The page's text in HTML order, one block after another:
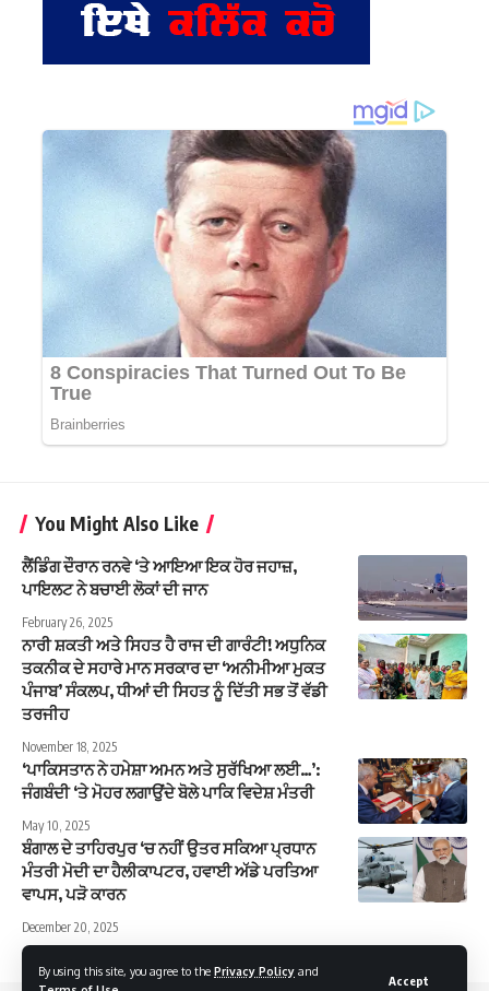
By using this site, you agree to the Privacy Policy and
Accept
You Might Also Like
ਲੈਂਡਿੰਗ ਦੌਰਾਨ ਰਨਵੇ ‘ਤੇ ਆਇਆ ਇਕ ਹੋਰ ਜਹਾਜ਼,
ਪਾਇਲਟ ਨੇ ਬਚਾਈ ਲੋਕਾਂ ਦੀ ਜਾਨ
February 26, 2025
ਨਾਰੀ ਸ਼ਕਤੀ ਅਤੇ ਸਿਹਤ ਹੈ ਰਾਜ ਦੀ ਗਾਰੰਟੀ! ਅਧੁਨਿਕ
ਤਕਨੀਕ ਦੇ ਸਹਾਰੇ ਮਾਨ ਸਰਕਾਰ ਦਾ ‘ਅਨੀਮੀਆ ਮੁਕਤ
ਪੰਜਾਬ’ ਸੰਕਲਪ, ਧੀਆਂ ਦੀ ਸਿਹਤ ਨੂੰ ਦਿੱਤੀ ਸਭ ਤੋਂ ਵੱਡੀ
ਤਰਜੀਹ
November 18, 2025
‘ਪਾਕਿਸਤਾਨ ਨੇ ਹਮੇਸ਼ਾ ਅਮਨ ਅਤੇ ਸੁਰੱਖਿਆ ਲਈ…’:
ਜੰਗਬੰਦੀ ‘ਤੇ ਮੋਹਰ ਲਗਾਉਂਦੇ ਬੋਲੇ ਪਾਕਿ ਵਿਦੇਸ਼ ਮੰਤਰੀ
May 10, 2025
ਬੰਗਾਲ ਦੇ ਤਾਹਿਰਪੁਰ ‘ਚ ਨਹੀਂ ਉਤਰ ਸਕਿਆ ਪ੍ਰਧਾਨ
ਮੰਤਰੀ ਮੋਦੀ ਦਾ ਹੈਲੀਕਾਪਟਰ, ਹਵਾਈ ਅੱਡੇ ਪਰਤਿਆ
ਵਾਪਸ, ਪੜੋ ਕਾਰਨ
December 20, 2025